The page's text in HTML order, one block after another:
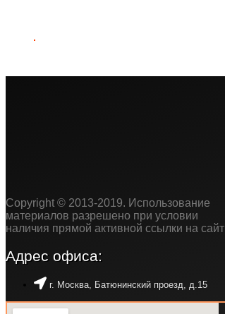
Copyright © 2013-2019. Использование
материалов разрешено при условии
наличия прямой активной ссылки на сайт
Адрес офиса:
г. Москва, Батюнинский проезд, д.15